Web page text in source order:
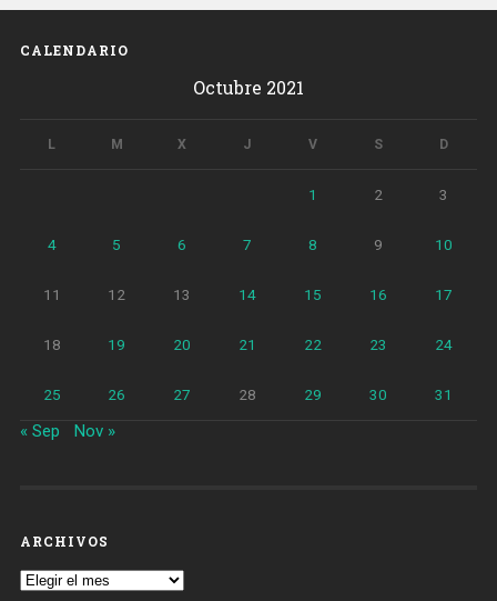
CALENDARIO
Octubre 2021
L M X J V S D
1 2 3
4 5 6 7 8 9 10
11 12 13 14 15 16 17
18 19 20 21 22 23 24
25 26 27 28 29 30 31
« Sep Nov »
ARCHIVOS
Archivos